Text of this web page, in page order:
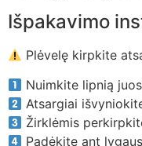
Išpakavimo
Plėvelę kirpkite
Nuimkite lipnią
Atsargiai
Žirklėmis
Padėkite ant